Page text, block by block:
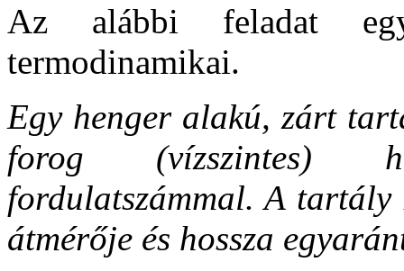
Az alábbi feladat
termodinamikai.
Egy henger alakú, zárt
forog (vízszintes)
fordulatszámmal. A
átmérője és hossza